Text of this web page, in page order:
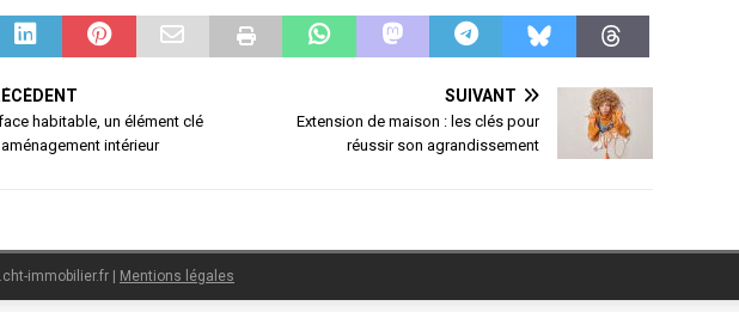
habitable, un élément clé
intérieur
SUIVANT
Extension de maison : les clés pour
réussir son agrandissement
immobilier.fr Mentions légales